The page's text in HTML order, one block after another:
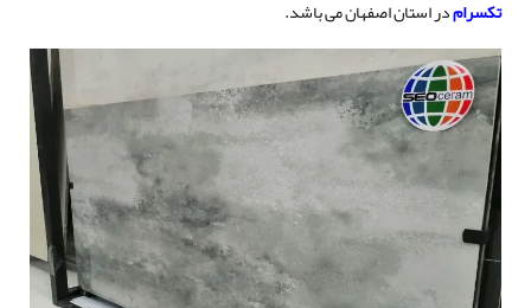
تکسرامدر استان اصفهان می باشد.